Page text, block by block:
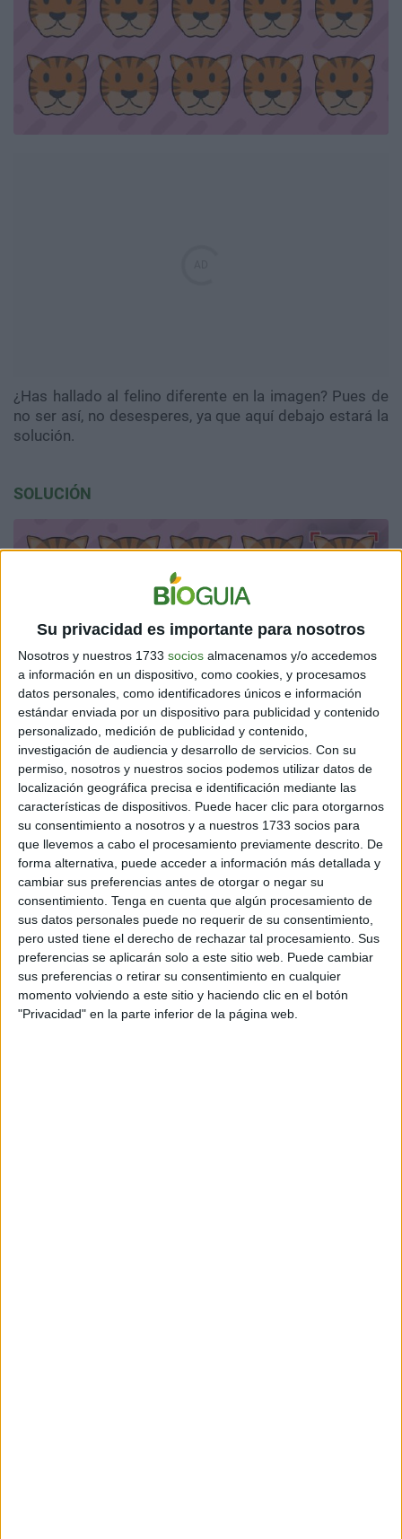
Su privacidad es importante para nosotros
Nosotros y nuestros 1733 socios almacenamos y/o accedemos
a información en un dispositivo, como cookies, y procesamos
datos personales, como identificadores únicos e información
estándar enviada por un dispositivo para publicidad y contenido
personalizado, medición de publicidad y contenido,
investigación de audiencia y desarrollo de servicios. Con su
permiso, nosotros y nuestros socios podemos utilizar datos de
localización geográfica precisa e identificación mediante las
características de dispositivos. Puede hacer clic para otorgarnos
su consentimiento a nosotros y a nuestros 1733 socios para
que llevemos a cabo el procesamiento previamente descrito. De
forma alternativa, puede acceder a información más detallada y
cambiar sus preferencias antes de otorgar o negar su
consentimiento. Tenga en cuenta que algún procesamiento de
sus datos personales puede no requerir de su consentimiento,
pero usted tiene el derecho de rechazar tal procesamiento. Sus
preferencias se aplicarán solo a este sitio web. Puede cambiar
sus preferencias o retirar su consentimiento en cualquier
momento volviendo a este sitio y haciendo clic en el botón
"Privacidad" en la parte inferior de la página web.
¿Has hallado al felino diferente en la imagen? Pues de
no ser así, no desesperes, ya que aquí debajo estará la
solución.
SOLUCIÓN
¿TE HA PARECIDO ENTRETENIDO ESTE RETO?
¡TRAEREMOS MÁS DE ÉSTOS PARA TI!
Fuente: Depor.
También te puede interesar: